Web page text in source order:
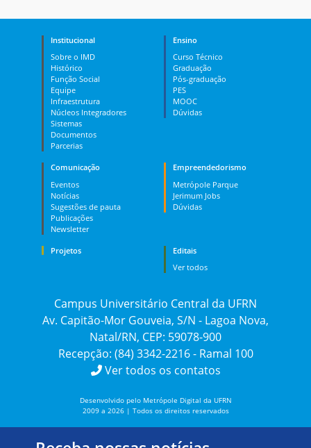
Institucional
Sobre o IMD
Histórico
Função Social
Equipe
Infraestrutura
Núcleos Integradores
Sistemas
Documentos
Parcerias
Ensino
Curso Técnico
Graduação
Pós-graduação
PES
MOOC
Dúvidas
Comunicação
Eventos
Notícias
Sugestões de pauta
Publicações
Newsletter
Empreendedorismo
Metrópole Parque
Jerimum Jobs
Dúvidas
Projetos
Editais
Ver todos
Campus Universitário Central da UFRN
Av. Capitão-Mor Gouveia, S/N - Lagoa Nova,
Natal/RN, CEP: 59078-900
Recepção: (84) 3342-2216 - Ramal 100
Ver todos os contatos
Desenvolvido pelo Metrópole Digital da UFRN
2009 a 2026 | Todos os direitos reservados